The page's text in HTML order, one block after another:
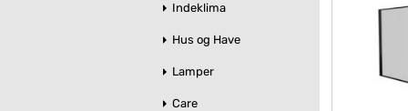
Indeklima
Hus og Have
Lamper
Care